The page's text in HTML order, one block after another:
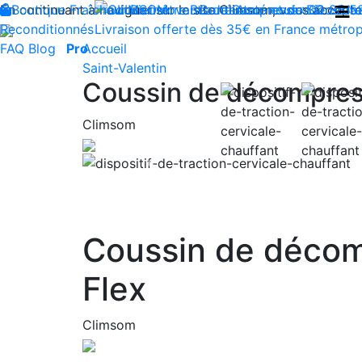
En continuant à naviguer sur le site Climsom, vous
Produits innovants de Santé et de Bien-
Livraison offerte dès 35€ en France
Contactez-nous : 02 85
Boutique Fraîcheur Bien-être Beauté Acupression Dos
Reconditionnés
FAQ Blog ProAccueil
Saint-Valentin
Coussin de
Climsom
Previous
Coussin de
Flex
Climsom